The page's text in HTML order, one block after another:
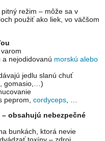
režim – môže sa v
použiť ako liek, vo väčšom
nejodidovanú morskú alebo
jedlu slanú chuť
, gomasio,…)
peprom, cordyceps
– obsahujú nebezpečné
bunkách, ktorá nevie